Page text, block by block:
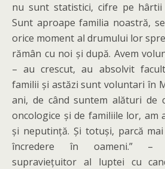
nu sunt statistici, cifre pe
Sunt aproape familia noastră,
orice moment al drumului lor
rămân cu noi și după. Avem
– au crescut, au absolvit
familii și astăzi sunt voluntari în
ani, de când suntem alături de
oncologice și de familiile lor, am
și neputință. Și totuși, parcă
încredere în oameni.” –
supraviețuitor al luptei cu